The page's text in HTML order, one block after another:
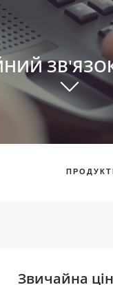
ЗВ'ЯЗОК
Звичайна